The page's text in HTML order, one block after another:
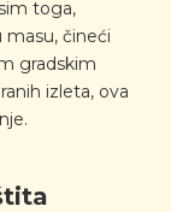
toga,
čineći
gradskim
izleta, ova